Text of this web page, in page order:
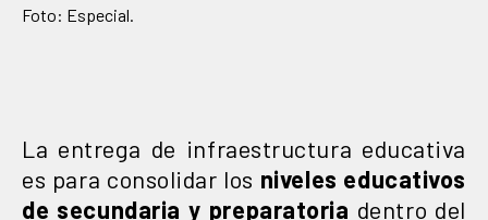
Foto: Especial.
La entrega de infraestructura educativa
es para consolidar los niveles educativos
de secundaria y preparatoria dentro del